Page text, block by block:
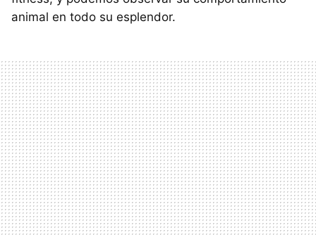
animal en todo su esplendor.